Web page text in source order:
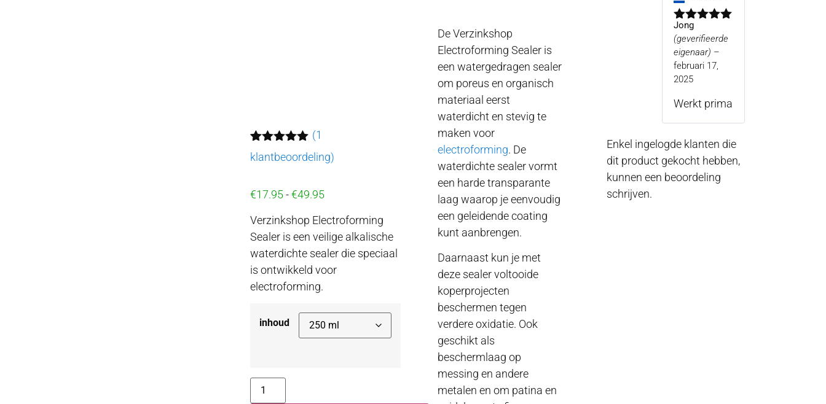
Gewaardeerd
5.00op 5
1
klantbeoordeling
(1
klantbeoordeling)
€17.95-€49.95
Verzinkshop Electroforming
Sealer is een veilige alkalische
waterdichte sealer die speciaal
is ontwikkeld voor
electroforming.
inhoud
De Verzinkshop
Electroforming Sealer is
een watergedragen sealer
om poreus en organisch
materiaal eerst
waterdicht en stevig te
maken voor
electroforming. De
waterdichte sealer vormt
een harde transparante
laag waarop je eenvoudig
een geleidende coating
kunt aanbrengen.
Daarnaast kun je met
deze sealer voltooide
koperprojecten
beschermen tegen
verdere oxidatie. Ook
geschikt als
beschermlaag op
messing en andere
metalen en om patina en
Gewaardeerd
5uit 5
Jong
(geverifieerde
eigenaar) –
februari 17,
2025
Werkt prima
Enkel ingelogde klanten die
dit product gekocht hebben,
kunnen een beoordeling
schrijven.